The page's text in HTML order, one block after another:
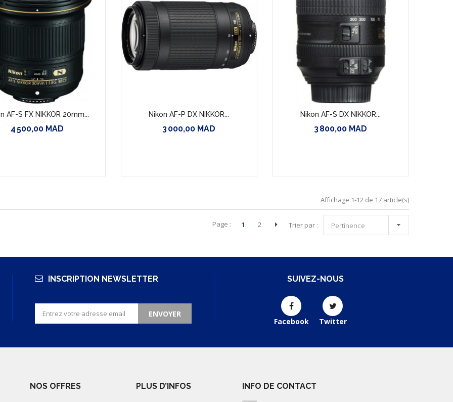
AF-S FX NIKKOR 20mm...
Prix
4 500,00 MAD
Nikon AF-P DX NIKKOR...
Prix
3 000,00 MAD
Nikon AF-S DX NIKKOR...
Prix
3 800,00 MAD
Affichage 1-12 de 17 article(s)
Trier par : Pertinence 
Page : 1 2
INSCRIPTION NEWSLETTER
ENVOYER
SUIVEZ-NOUS
Facebook Twitter
NOS OFFRES PLUS D’INFOS INFO DE CONTACT